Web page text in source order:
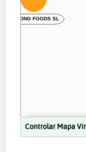
Controlar Mapa
MEKONG FOODS SL